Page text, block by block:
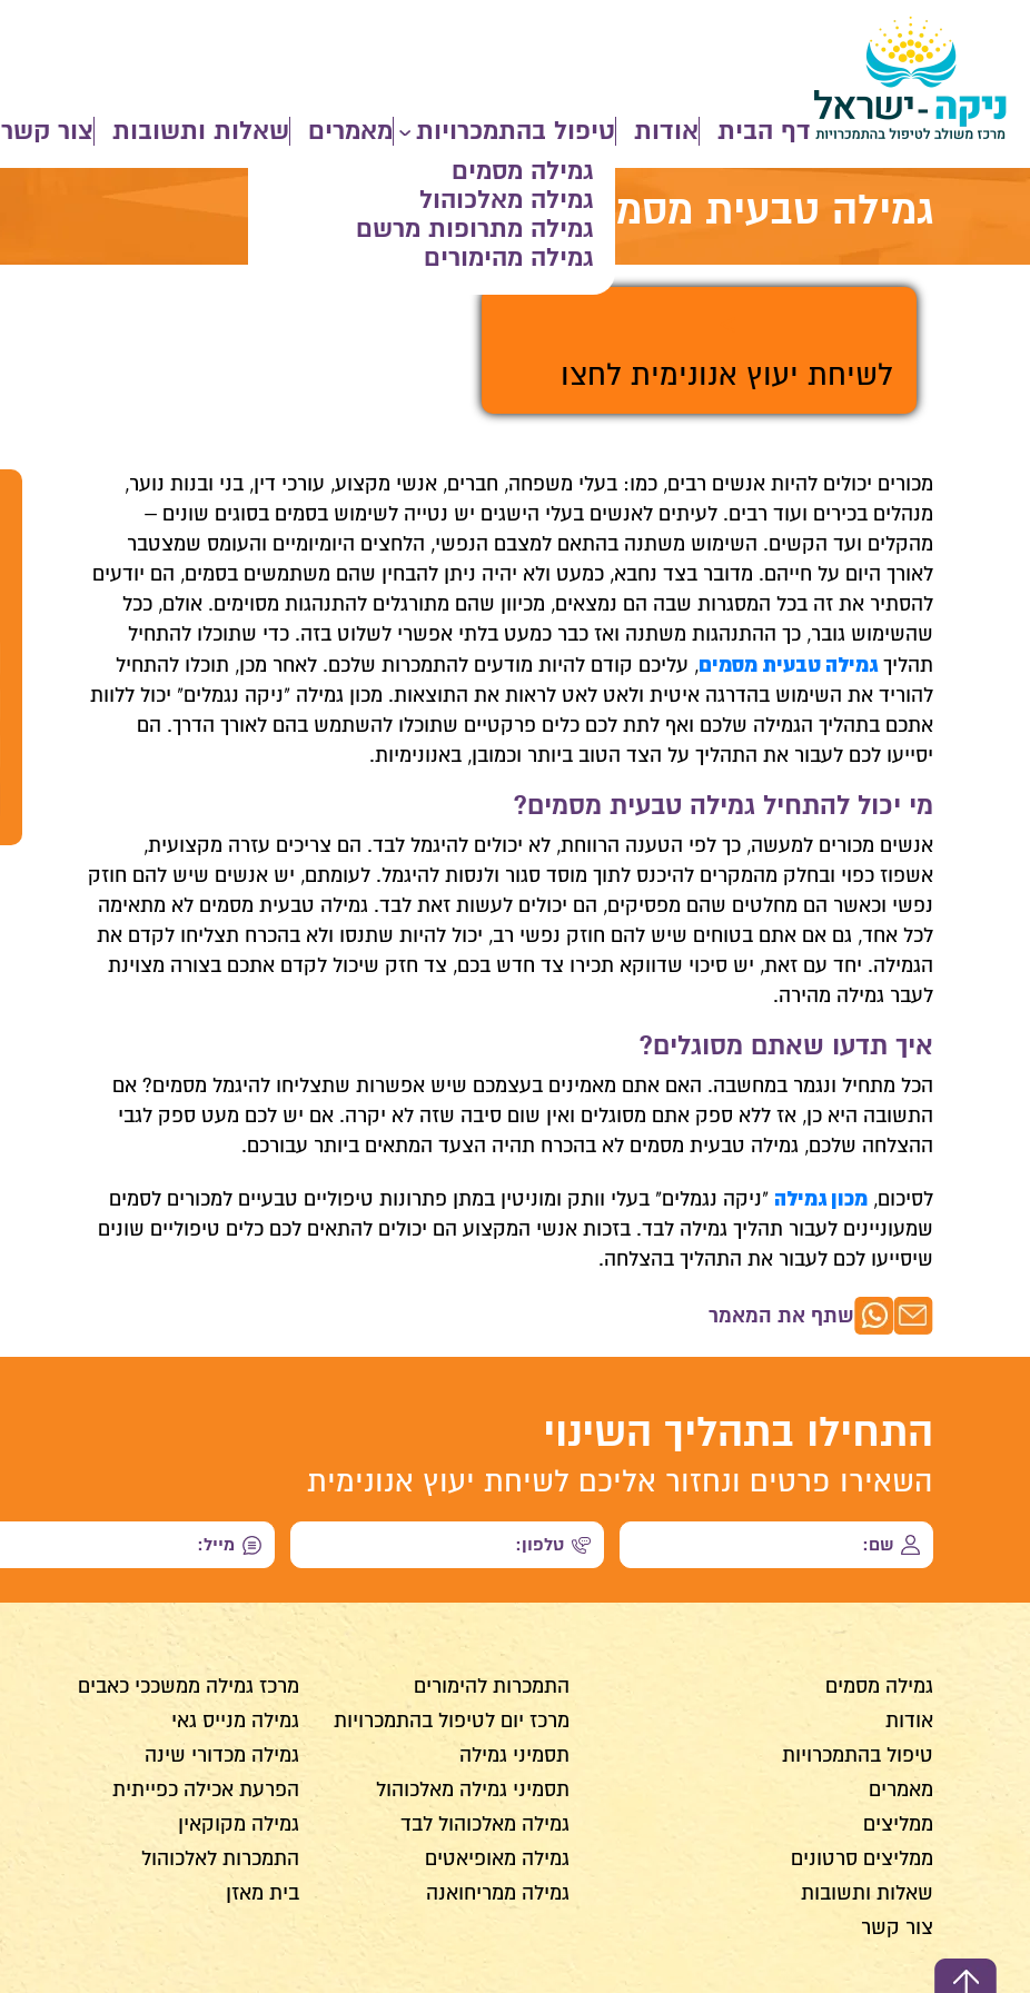
דף הבית אודות
טיפול בהתמכרויות
גמילה מסמים
גמילה מאלכוהול
גמילה מתרופות מרשם
גמילה מהימורים
מאמרים שאלות ותשובות צור קשר
צרו איתנו קשר
השאירו פרטים ונחזור אליכם לשיחת יעוץ אנונימית
גמילה טבעית מסמים
לשיחת יעוץ אנונימית לחצו
מכורים יכולים להיות אנשים רבים, כמו: בעלי משפחה, חברים, אנשי מקצוע, עורכי דין, בני ובנות נוער,
מנהלים בכירים ועוד רבים. לעיתים לאנשים בעלי הישגים יש נטייה לשימוש בסמים בסוגים שונים –
מהקלים ועד הקשים. השימוש משתנה בהתאם למצבם הנפשי, הלחצים היומיומיים והעומס שמצטבר
לאורך היום על חייהם. מדובר בצד נחבא, כמעט ולא יהיה ניתן להבחין שהם משתמשים בסמים, הם יודעים
להסתיר את זה בכל המסגרות שבה הם נמצאים, מכיוון שהם מתורגלים להתנהגות מסוימים. אולם, ככל
שהשימוש גובר, כך ההתנהגות משתנה ואז כבר כמעט בלתי אפשרי לשלוט בזה. כדי שתוכלו להתחיל
תהליךגמילה טבעית מסמים, עליכם קודם להיות מודעים להתמכרות שלכם. לאחר מכן, תוכלו להתחיל
להוריד את השימוש בהדרגה איטית ולאט לאט לראות את התוצאות. מכון גמילה "ניקה נגמלים" יכול ללוות
אתכם בתהליך הגמילה שלכם ואף לתת לכם כלים פרקטיים שתוכלו להשתמש בהם לאורך הדרך. הם
יסייעו לכם לעבור את התהליך על הצד הטוב ביותר וכמובן, באנונימיות.
מי יכול להתחיל גמילה טבעית מסמים?
אנשים מכורים למעשה, כך לפי הטענה הרווחת, לא יכולים להיגמל לבד. הם צריכים עזרה מקצועית,
אשפוז כפוי ובחלק מהמקרים להיכנס לתוך מוסד סגור ולנסות להיגמל. לעומתם, יש אנשים שיש להם חוזק
נפשי וכאשר הם מחלטים שהם מפסיקים, הם יכולים לעשות זאת לבד. גמילה טבעית מסמים לא מתאימה
לכל אחד, גם אם אתם בטוחים שיש להם חוזק נפשי רב, יכול להיות שתנסו ולא בהכרח תצליחו לקדם את
הגמילה. יחד עם זאת, יש סיכוי שדווקא תכירו צד חדש בכם, צד חזק שיכול לקדם אתכם בצורה מצוינת
לעבר גמילה מהירה.
איך תדעו שאתם מסוגלים?
הכל מתחיל ונגמר במחשבה. האם אתם מאמינים בעצמכם שיש אפשרות שתצליחו להיגמל מסמים? אם
התשובה היא כן, אז ללא ספק אתם מסוגלים ואין שום סיבה שזה לא יקרה. אם יש לכם מעט ספק לגבי
ההצלחה שלכם, גמילה טבעית מסמים לא בהכרח תהיה הצעד המתאים ביותר עבורכם.
לסיכום, מכון גמילה "ניקה נגמלים" בעלי וותק ומוניטין במתן פתרונות טיפוליים טבעיים למכורים לסמים
שמעוניינים לעבור תהליך גמילה לבד. בזכות אנשי המקצוע הם יכולים להתאים לכם כלים טיפוליים שונים
שיסייעו לכם לעבור את התהליך בהצלחה.
שתף את המאמר
התחילו בתהליך השינוי
השאירו פרטים ונחזור אליכם לשיחת יעוץ אנונימית
גמילה מסמים
אודות
טיפול בהתמכרויות
מאמרים
ממליצים
ממליצים סרטונים
שאלות ותשובות
צור קשר
התמכרות להימורים
מרכז יום לטיפול בהתמכרויות
תסמיני גמילה
תסמיני גמילה מאלכוהול
גמילה מאלכוהול לבד
גמילה מאופיאטים
גמילה ממריחואנה
מרכז גמילה ממשככי כאבים
גמילה מנייס גאי
גמילה מכדורי שינה
הפרעת אכילה כפייתית
גמילה מקוקאין
התמכרות לאלכוהול
בית מאזן